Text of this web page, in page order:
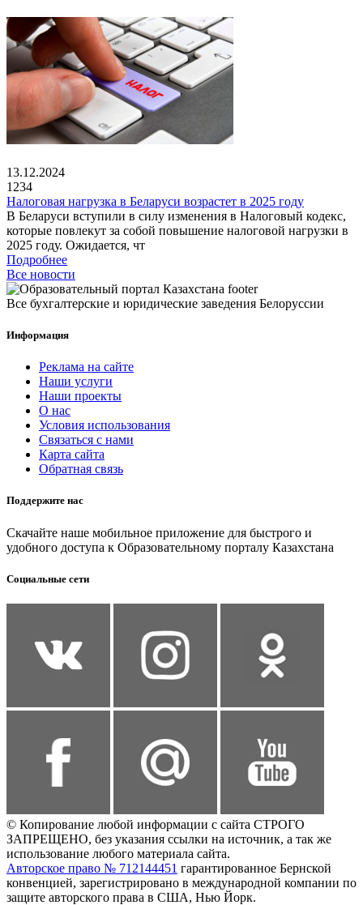
13.12.2024
1234
Налоговая нагрузка в Беларуси возрастет в 2025 году
В Беларуси вступили в силу изменения в Налоговый кодекс,
которые повлекут за собой повышение налоговой нагрузки в
2025 году. Ожидается, чт
Подробнее
Все новости
Все бухгалтерские и юридические заведения Белоруссии
Информация
Реклама на сайте
Наши услуги
Наши проекты
О нас
Условия использования
Связаться с нами
Карта сайта
Обратная связь
Поддержите нас
Скачайте наше мобильное приложение для быстрого и
удобного доступа к Образовательному порталу Казахстана
Социальные сети
© Копирование любой информации с сайта СТРОГО
ЗАПРЕЩЕНО, без указания ссылки на источник, а так же
использование любого материала сайта.
Авторское право № 712144451 гарантированное Бернской
конвенцией, зарегистрировано в международной компании по
защите авторского права в США, Нью Йорк.